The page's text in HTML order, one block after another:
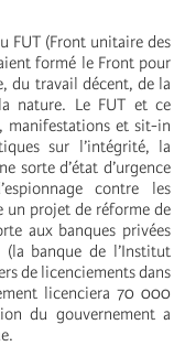
FUT (Front unitaire des
formé le Front pour
du travail décent, de la
nature. Le FUT et ce
manifestations et sit-in
sur l’intégrité, la
sorte d’état d’urgence
contre les
un projet de réforme de
aux banques privées
banque de l’Institut
de licenciements dans
licenciera 70 000
du gouvernement a